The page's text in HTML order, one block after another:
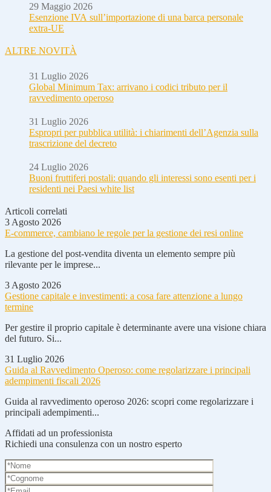
29 Maggio 2026
Esenzione IVA sull’importazione di una barca personale
extra-UE
ALTRE NOVITÀ
31 Luglio 2026
Global Minimum Tax: arrivano i codici tributo per il
ravvedimento operoso
31 Luglio 2026
Espropri per pubblica utilità: i chiarimenti dell’Agenzia sulla
trascrizione del decreto
24 Luglio 2026
Buoni fruttiferi postali: quando gli interessi sono esenti per i
residenti nei Paesi white list
Articoli correlati
3 Agosto 2026
E-commerce, cambiano le regole per la gestione dei resi online
La gestione del post-vendita diventa un elemento sempre più
rilevante per le imprese...
3 Agosto 2026
Gestione capitale e investimenti: a cosa fare attenzione a lungo
termine
Per gestire il proprio capitale è determinante avere una visione chiara
del futuro. Si...
31 Luglio 2026
Guida al Ravvedimento Operoso: come regolarizzare i principali
adempimenti fiscali 2026
Guida al ravvedimento operoso 2026: scopri come regolarizzare i
principali adempimenti...
Affidati ad un professionista
Richiedi una consulenza con un nostro esperto